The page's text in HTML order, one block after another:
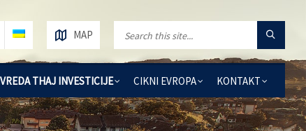
THAJ INVESTICIJE CIKNI EVROPA KONTAKT
MAP